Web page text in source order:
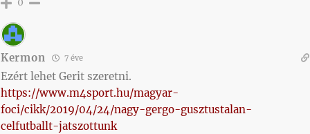
Kermon 7 éve
Ezért lehet Gerit szeretni.
https://www.m4sport.hu/magyar-
foci/cikk/2019/04/24/nagy-gergo-gusztustalan-
celfutballt-jatszottunk